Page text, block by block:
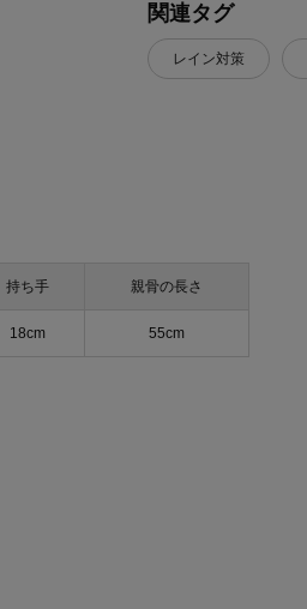
関連タグ
レイン対策
持ち手 親骨の長さ
18cm 55cm